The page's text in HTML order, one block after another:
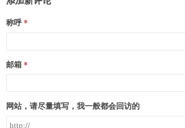
称呼
邮箱
网站，请尽量填写，我一般都会回访的